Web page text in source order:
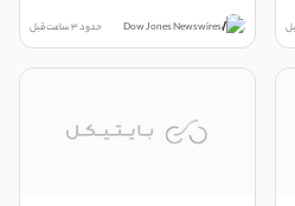
Dow Jones Newswires حدود 3 ساعت قبل